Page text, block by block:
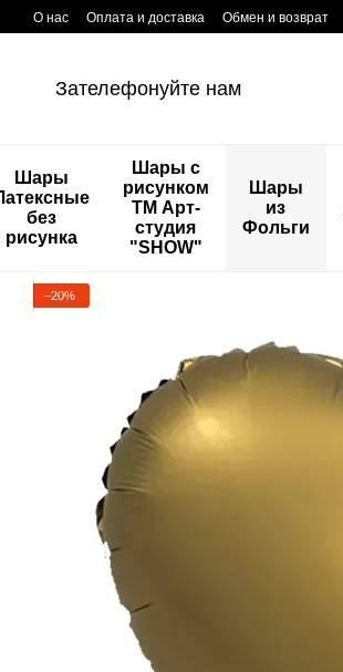
Перейти к основному контенту
О нас Оплата и доставка Обмен и возврат
Зателефонуйте нам
Шары
без
рисунка
Шары с
рисунком
ТМ Арт-
студия
"SHOW"
Шары
из
Фольги
−20%